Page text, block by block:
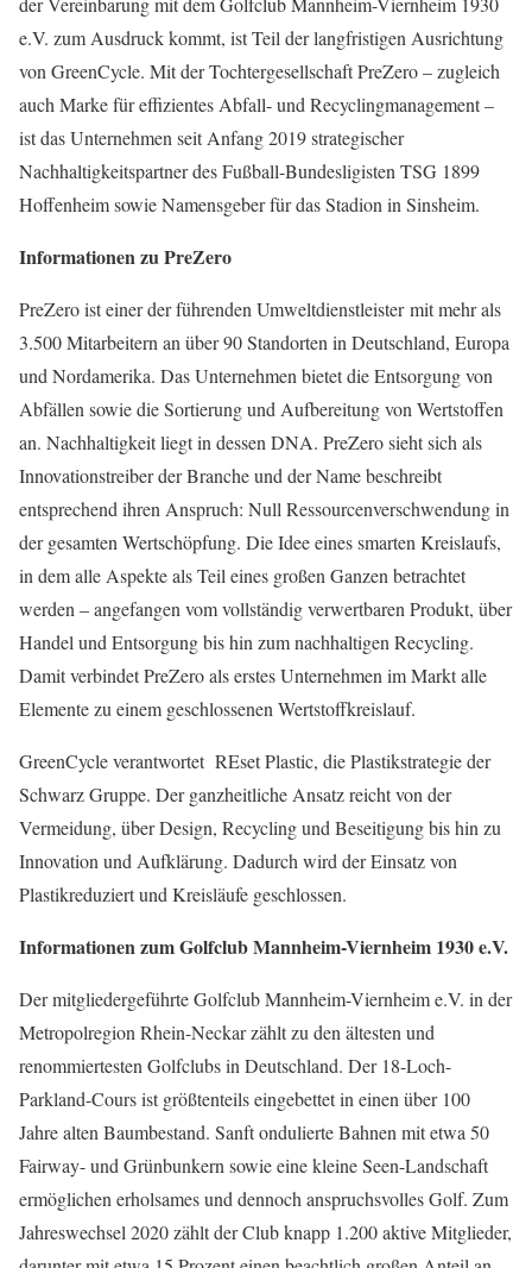
e.V. zum Ausdruck kommt, ist Teil der langfristigen Ausrichtung
von GreenCycle. Mit der Tochtergesellschaft PreZero – zugleich
auch Marke für effizientes Abfall- und Recyclingmanagement –
ist das Unternehmen seit Anfang 2019 strategischer
Nachhaltigkeitspartner des Fußball-Bundesligisten TSG 1899
Hoffenheim sowie Namensgeber für das Stadion in Sinsheim.
Informationen zu PreZero
PreZero ist einer der führenden Umweltdienstleister mit mehr als
3.500 Mitarbeitern an über 90 Standorten in Deutschland, Europa
und Nordamerika. Das Unternehmen bietet die Entsorgung von
Abfällen sowie die Sortierung und Aufbereitung von Wertstoffen
an. Nachhaltigkeit liegt in dessen DNA. PreZero sieht sich als
Innovationstreiber der Branche und der Name beschreibt
entsprechend ihren Anspruch: Null Ressourcenverschwendung in
der gesamten Wertschöpfung. Die Idee eines smarten Kreislaufs,
in dem alle Aspekte als Teil eines großen Ganzen betrachtet
werden – angefangen vom vollständig verwertbaren Produkt, über
Handel und Entsorgung bis hin zum nachhaltigen Recycling.
Damit verbindet PreZero als erstes Unternehmen im Markt alle
Elemente zu einem geschlossenen Wertstoffkreislauf.
GreenCycle verantwortet REset Plastic, die Plastikstrategie der
Schwarz Gruppe. Der ganzheitliche Ansatz reicht von der
Vermeidung, über Design, Recycling und Beseitigung bis hin zu
Innovation und Aufklärung. Dadurch wird der Einsatz von
Plastikreduziert und Kreisläufe geschlossen.
Informationen zum Golfclub Mannheim-Viernheim 1930 e.V.
Der mitgliedergeführte Golfclub Mannheim-Viernheim e.V. in der
Metropolregion Rhein-Neckar zählt zu den ältesten und
renommiertesten Golfclubs in Deutschland. Der 18-Loch-
Parkland-Cours ist größtenteils eingebettet in einen über 100
Jahre alten Baumbestand. Sanft ondulierte Bahnen mit etwa 50
Fairway- und Grünbunkern sowie eine kleine Seen-Landschaft
ermöglichen erholsames und dennoch anspruchsvolles Golf. Zum
Jahreswechsel 2020 zählt der Club knapp 1.200 aktive Mitglieder,